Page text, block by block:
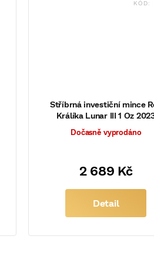
Stříbrná investiční mince
Králíka Lunar III 1 Oz
Dočasně vyprodáno
2 689 Kč
Detail
KÓD: